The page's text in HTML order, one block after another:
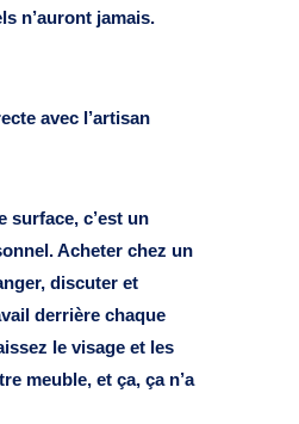
n’auront jamais.
avec l’artisan
surface, c’est un
Acheter chez un
discuter et
derrière chaque
le visage et les
meuble, et ça, ça n’a